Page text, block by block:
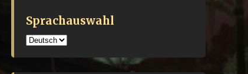
Sprachauswahl
Sprachauswahl